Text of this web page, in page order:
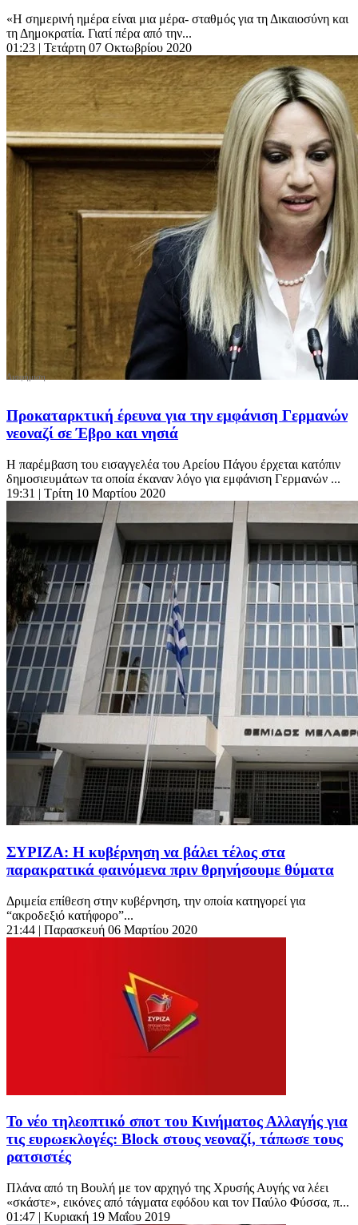
«Η σημερινή ημέρα είναι μια μέρα- σταθμός για τη Δικαιοσύνη και
τη Δημοκρατία. Γιατί πέρα από την...
01:23 | Τετάρτη 07 Οκτωβρίου 2020
Προκαταρκτική έρευνα για την εμφάνιση Γερμανών
νεοναζί σε Έβρο και νησιά
Η παρέμβαση του εισαγγελέα του Αρείου Πάγου έρχεται κατόπιν
δημοσιευμάτων τα οποία έκαναν λόγο για εμφάνιση Γερμανών ...
19:31 | Τρίτη 10 Μαρτίου 2020
ΣΥΡΙΖΑ: Η κυβέρνηση να βάλει τέλος στα
παρακρατικά φαινόμενα πριν θρηνήσουμε θύματα
Δριμεία επίθεση στην κυβέρνηση, την οποία κατηγορεί για
“ακροδεξιό κατήφορο”...
21:44 | Παρασκευή 06 Μαρτίου 2020
Το νέο τηλεοπτικό σποτ του Κινήματος Αλλαγής για
τις ευρωεκλογές: Block στους νεοναζί, τάπωσε τους
ρατσιστές
Πλάνα από τη Βουλή με τον αρχηγό της Χρυσής Αυγής να λέει
«σκάστε», εικόνες από τάγματα εφόδου και τον Παύλο Φύσσα, π...
01:47 | Κυριακή 19 Μαΐου 2019